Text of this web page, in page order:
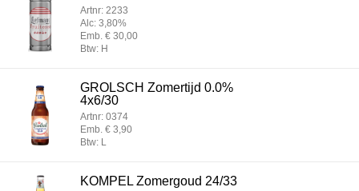
Artnr: 2233
Alc: 3,80%
Emb. € 30,00
Btw: H
GROLSCH Zomertijd 0.0%
4x6/30
Artnr: 0374
Emb. € 3,90
Btw: L
KOMPEL Zomergoud 24/33